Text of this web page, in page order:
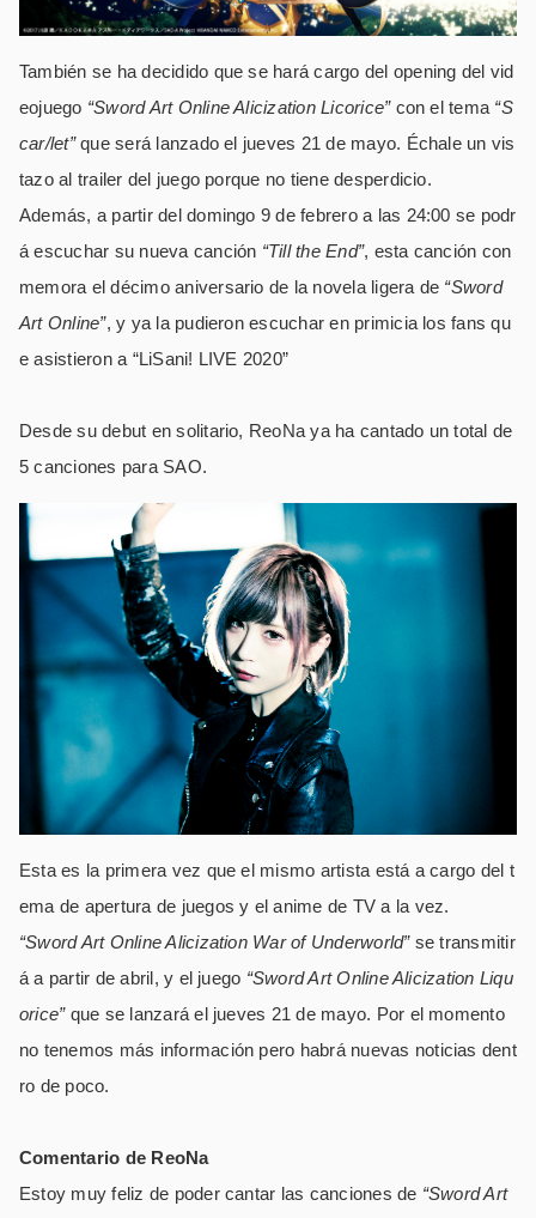
También se ha decidido que se hará cargo del opening del vid
eojuego “Sword Art Online Alicization Licorice”con el tema “S
car/let”que será lanzado el jueves 21 de mayo. Échale un vis
tazo al trailer del juego porque no tiene desperdicio.
Además, a partir del domingo 9 de febrero a las 24:00 se podr
á escuchar su nueva canción “Till the End”, esta canción con
memora el décimo aniversario de la novela ligera de “Sword
Art Online”, y ya la pudieron escuchar en primicia los fans qu
e asistieron a “LiSani! LIVE 2020”
Desde su debut en solitario, ReoNa ya ha cantado un total de
5 canciones para SAO.
Esta es la primera vez que el mismo artista está a cargo del t
ema de apertura de juegos y el anime de TV a la vez.
“Sword Art Online Alicization War of Underworld” se transmitir
á a partir de abril, y el juego “Sword Art Online Alicization Liqu
orice”que se lanzará el jueves 21 de mayo. Por el momento
no tenemos más información pero habrá nuevas noticias dent
ro de poco.
Comentario de ReoNa
Estoy muy feliz de poder cantar las canciones de “Sword Art